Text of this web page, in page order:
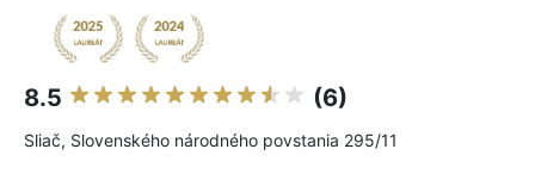
8.5 (6)
Sliač, Slovenského národného povstania 295/11